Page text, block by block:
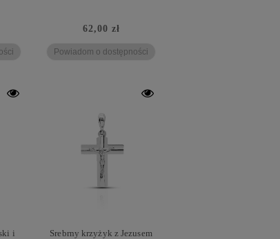
62,00 zł
Powiadom o dostępności
i
Srebrny krzyżyk z Jezusem